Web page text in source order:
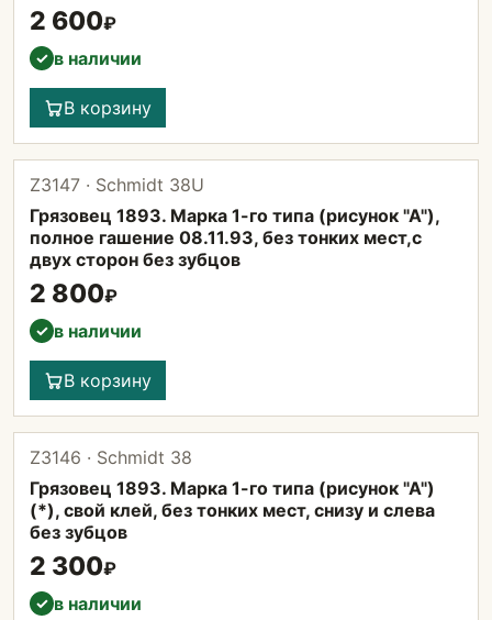
2 600₽
✓ в наличии
В корзину
Z3147 · Schmidt 38U
Грязовец 1893. Марка 1-го типа (рисунок "А"),
полное гашение 08.11.93, без тонких мест,с
двух сторон без зубцов
2 800₽
✓ в наличии
В корзину
Z3146 · Schmidt 38
Грязовец 1893. Марка 1-го типа (рисунок "А")
(*), свой клей, без тонких мест, снизу и слева
без зубцов
2 300₽
✓ в наличии